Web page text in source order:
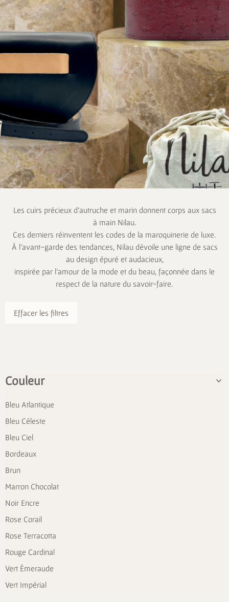
Les cuirs précieux d’autruche et marin donnent corps aux sacs
à main Nilau.
Ces derniers réinventent les codes de la maroquinerie de luxe.
À l’avant-garde des tendances, Nilau dévoile une ligne de sacs
au design épuré et audacieux,
inspirée par l’amour de la mode et du beau, façonnée dans le
respect de la nature du savoir-faire.
Effacer les filtres
Couleur
Bleu Atlantique
Bleu Céleste
Bleu Ciel
Bordeaux
Brun
Marron Chocolat
Noir Encre
Rose Corail
Rose Terracotta
Rouge Cardinal
Vert Émeraude
Vert Impérial